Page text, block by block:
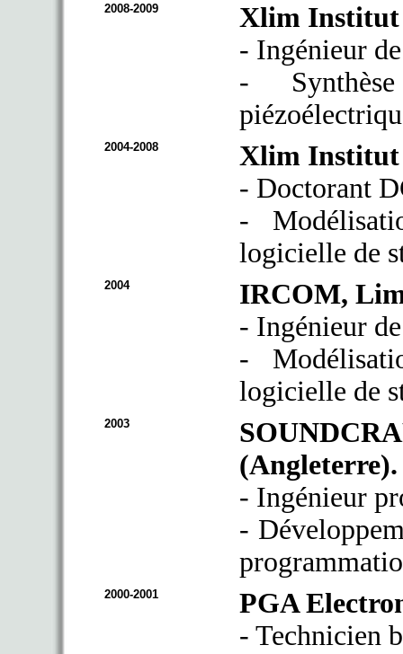
2008-2009
Xlim Institut
- Ingénieur
-
2004-2008
Xlim Institut
- Doctorant
-
logicielle de
2004
IRCOM,
- Ingénieur
-
logicielle de
2003
(Angleterre).
- Ingénieur
-
2000-2001
PGA
- Technicien